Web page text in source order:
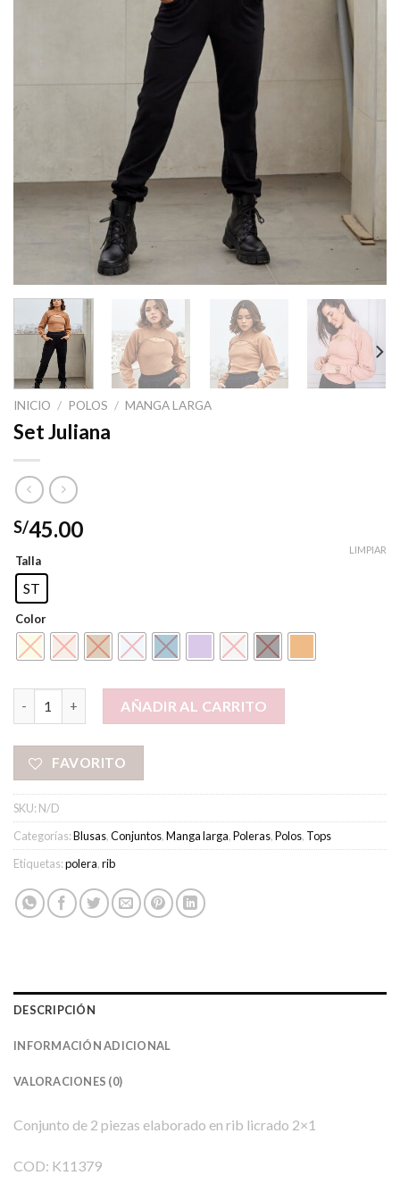
INICIO / POLOS / MANGA LARGA
Set Juliana
S/45.00
Talla
ST
Color
LIMPIAR
Set Juliana cantidadAÑADIR AL CARRITO
FAVORITO
SKU: N/D
Categorías:Blusas,Conjuntos,Manga larga,Poleras,Polos, Tops
Etiquetas:polera,rib
DESCRIPCIÓN
INFORMACIÓN ADICIONAL
VALORACIONES (0)
Conjunto de 2 piezas elaborado en rib licrado 2×1
COD: K11379